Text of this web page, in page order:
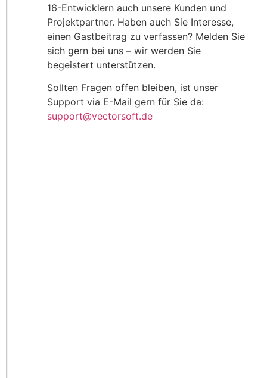
16-Entwicklern auch unsere Kunden und
Projektpartner. Haben auch Sie Interesse,
einen Gastbeitrag zu verfassen? Melden Sie
sich gern bei uns – wir werden Sie
begeistert unterstützen.
Sollten Fragen offen bleiben, ist unser
Support via E-Mail gern für Sie da:
support@vectorsoft.de